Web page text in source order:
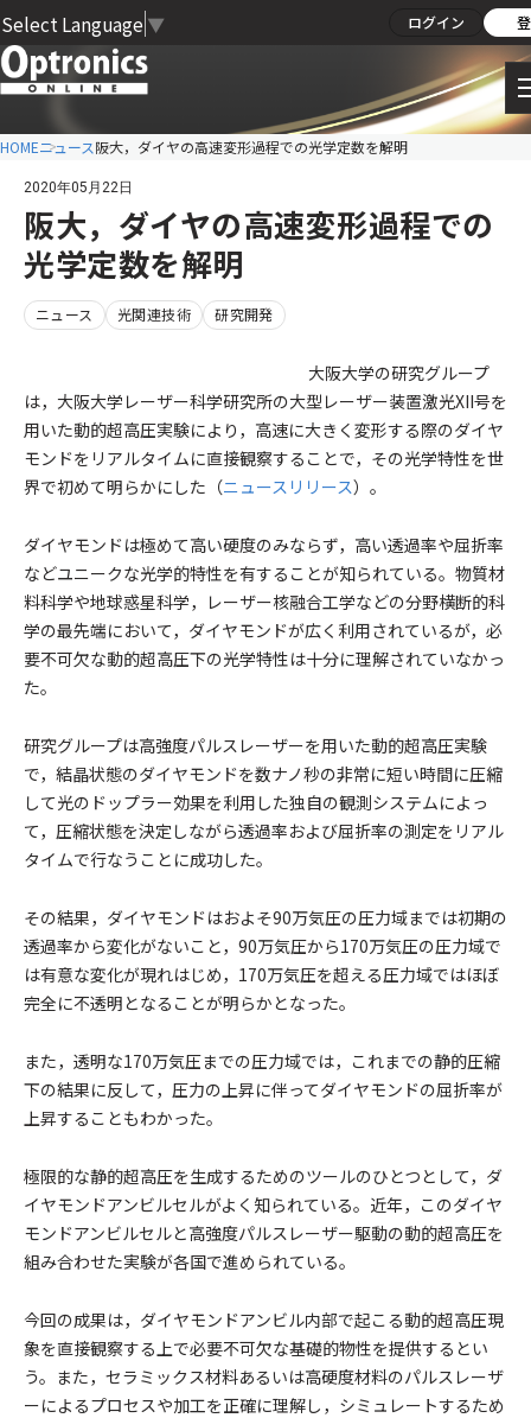
Select Language ▼ ログイン
HOMEニュース阪大，ダイヤの高速変形過程での光学定数を解明
2020年05月22日
阪大，ダイヤの高速変形過程での
光学定数を解明
ニュース 光関連技術 研究開発
大阪大学の研究グループ
は，大阪大学レーザー科学研究所の大型レーザー装置激光XII号を
用いた動的超高圧実験により，高速に大きく変形する際のダイヤ
モンドをリアルタイムに直接観察することで，その光学特性を世
界で初めて明らかにした（ニュースリリース）。
ダイヤモンドは極めて高い硬度のみならず，高い透過率や屈折率
などユニークな光学的特性を有することが知られている。物質材
料科学や地球惑星科学，レーザー核融合工学などの分野横断的科
学の最先端において，ダイヤモンドが広く利用されているが，必
要不可欠な動的超高圧下の光学特性は十分に理解されていなかっ
た。
研究グループは高強度パルスレーザーを用いた動的超高圧実験
で，結晶状態のダイヤモンドを数ナノ秒の非常に短い時間に圧縮
して光のドップラー効果を利用した独自の観測システムによっ
て，圧縮状態を決定しながら透過率および屈折率の測定をリアル
タイムで行なうことに成功した。
その結果，ダイヤモンドはおよそ90万気圧の圧力域までは初期の
透過率から変化がないこと，90万気圧から170万気圧の圧力域で
は有意な変化が現れはじめ，170万気圧を超える圧力域ではほぼ
完全に不透明となることが明らかとなった。
また，透明な170万気圧までの圧力域では，これまでの静的圧縮
下の結果に反して，圧力の上昇に伴ってダイヤモンドの屈折率が
上昇することもわかった。
極限的な静的超高圧を生成するためのツールのひとつとして，ダ
イヤモンドアンビルセルがよく知られている。近年，このダイヤ
モンドアンビルセルと高強度パルスレーザー駆動の動的超高圧を
組み合わせた実験が各国で進められている。
今回の成果は，ダイヤモンドアンビル内部で起こる動的超高圧現
象を直接観察する上で必要不可欠な基礎的物性を提供するとい
う。また，セラミックス材料あるいは高硬度材料のパルスレーザ
ーによるプロセスや加工を正確に理解し，シミュレートするため